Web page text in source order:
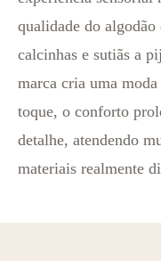
qualidade do
calcinhas e sutiãs a
marca cria uma
toque, o conforto
detalhe, atendendo
materiais realmente